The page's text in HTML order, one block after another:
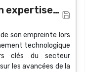
expertise
Africa
son empreinte lors
technologique
clés du secteur
les avancées de la